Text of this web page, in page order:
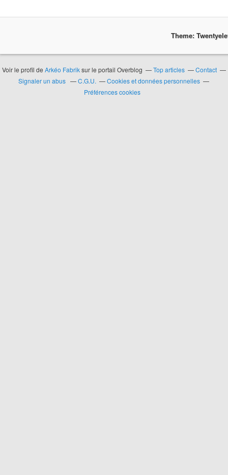
Theme:
Voir le profil de Arkéo Fabriksur le portail Overblog Top articles
Contact
Signaler un abus
C.G.U.
Cookies et données personnelles
Préférences cookies